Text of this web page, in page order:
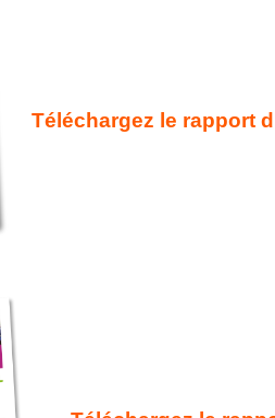
Téléchargez le rapport